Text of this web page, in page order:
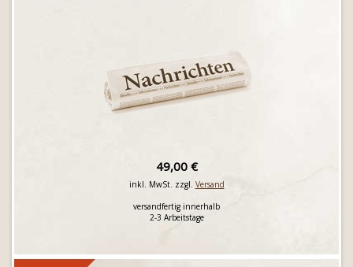
49,00 €
inkl. MwSt. zzgl. Versand
versandfertig innerhalb
2-3 Arbeitstage